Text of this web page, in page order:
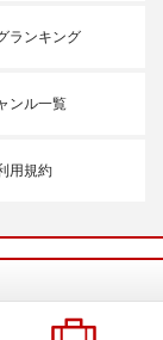
ランキング
ンル一覧
用規約